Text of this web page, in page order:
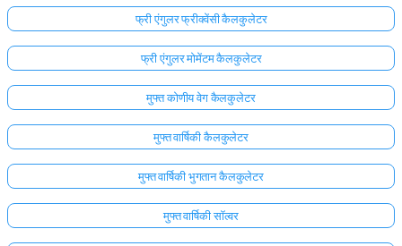
फ्री एंगुलर फ्रीक्वेंसी कैलकुलेटर
फ्री एंगुलर मोमेंटम कैलकुलेटर
मुफ्त कोणीय वेग कैलकुलेटर
मुफ्त वार्षिकी कैलकुलेटर
मुफ्त वार्षिकी भुगतान कैलकुलेटर
मुफ्त वार्षिकी सॉल्वर